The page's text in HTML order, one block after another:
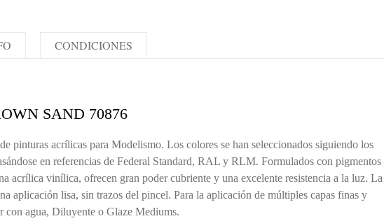
SAND 70876
pinturas acrílicas para Modelismo. Los colores se han seleccionados siguiendo los
en referencias de Federal Standard, RAL y RLM. Formulados con pigmentos
acrílica vinílica, ofrecen gran poder cubriente y una excelente resistencia a la luz. La
aplicación lisa, sin trazos del pincel. Para la aplicación de múltiples capas finas y
con agua, Diluyente o Glaze Mediums.
CONDICIONES